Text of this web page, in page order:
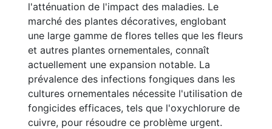
l'atténuation de l'impact des maladies. Le
marché des plantes décoratives, englobant
une large gamme de flores telles que les fleurs
et autres plantes ornementales, connaît
actuellement une expansion notable. La
prévalence des infections fongiques dans les
cultures ornementales nécessite l'utilisation de
fongicides efficaces, tels que l'oxychlorure de
cuivre, pour résoudre ce problème urgent.